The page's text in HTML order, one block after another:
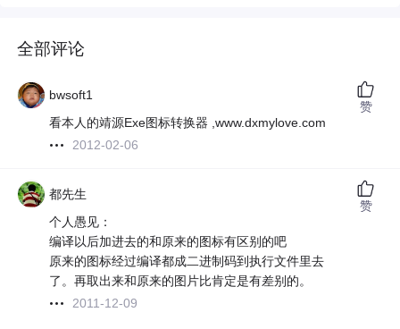
全部评论
bwsoft1
看本人的靖源Exe图标转换器 ,www.dxmylove.com
2012-02-06
赞
都先生
个人愚见：
编译以后加进去的和原来的图标有区别的吧
原来的图标经过编译都成二进制码到执行文件里去
了。再取出来和原来的图片比肯定是有差别的。
2011-12-09
赞